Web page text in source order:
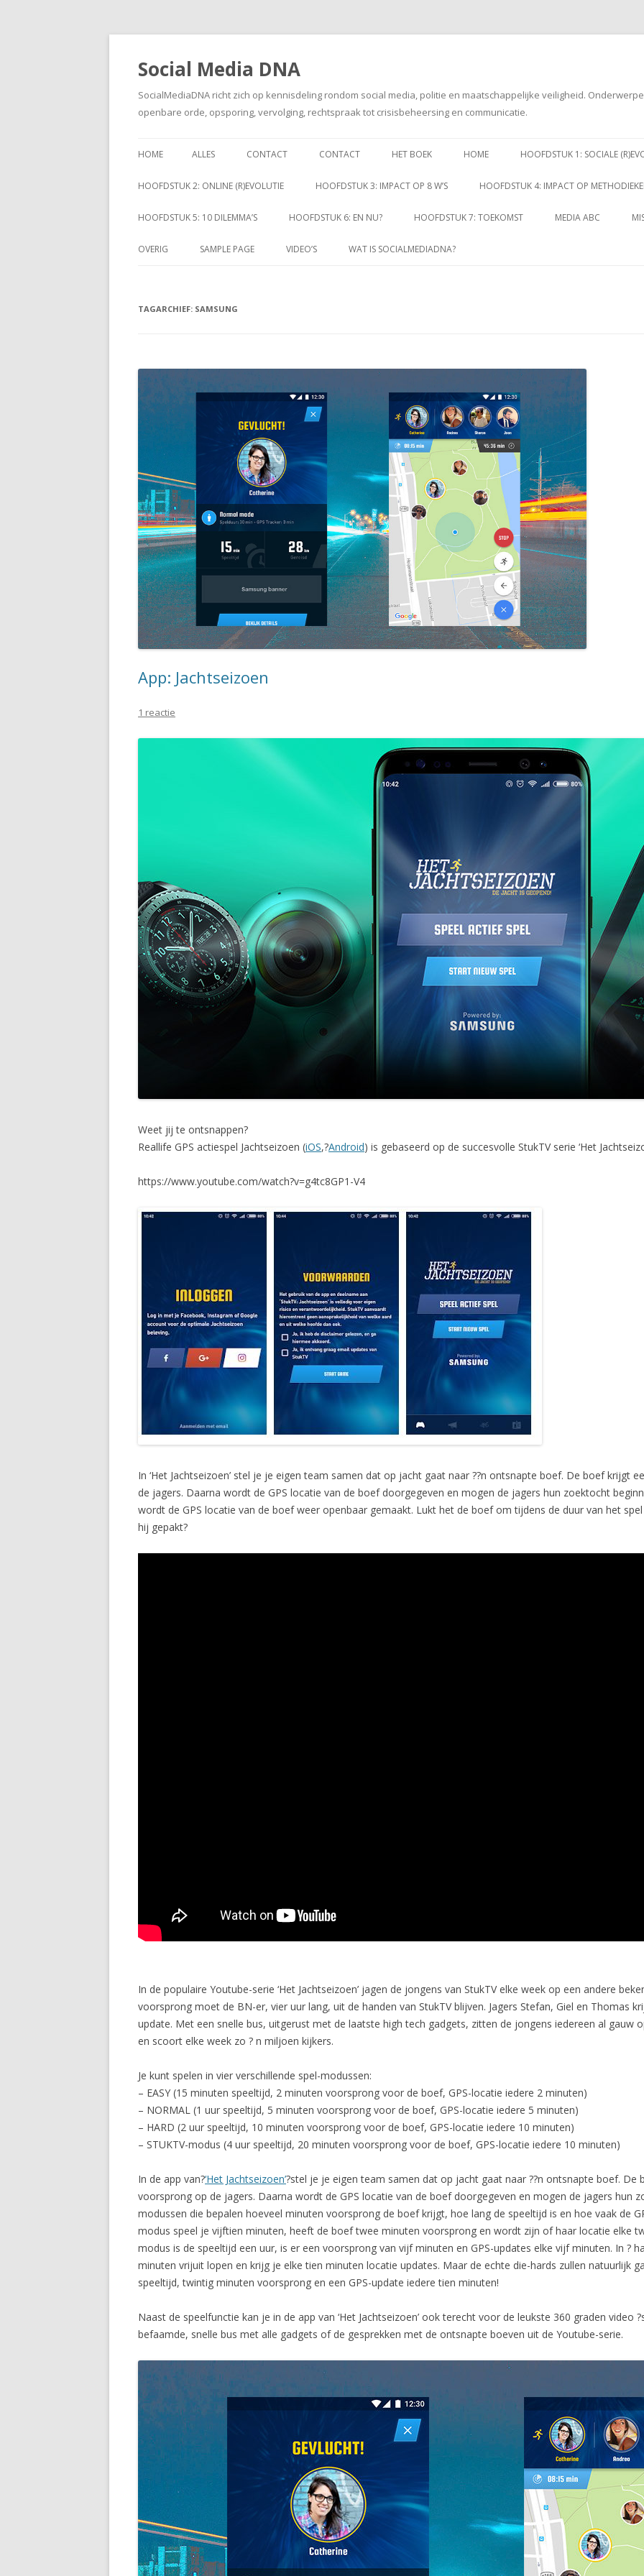
Social Media DNA
SocialMediaDNA richt zich op kennisdeling rondom social media, politie en maatschappelijke veiligheid.
openbare orde, opsporing, vervolging, rechtspraak tot crisisbeheersing en communicatie.
naar
HOME ALLES CONTACT CONTACT HET BOEK HOME HOOFDSTUK 1: SOCIALE
HOOFDSTUK 2: ONLINE (R)EVOLUTIE HOOFDSTUK 3: IMPACT OP 8 W’S HOOFDSTUK 4: IMPACT OP
HOOFDSTUK 5: 10 DILEMMA’S HOOFDSTUK 6: EN NU? HOOFDSTUK 7: TOEKOMST MEDIA ABC
OVERIG SAMPLE PAGE VIDEO’S WAT IS SOCIALMEDIADNA?
TAGARCHIEF: SAMSUNG
App: Jachtseizoen
1 reactie
Weet jij te ontsnappen?
Reallife GPS actiespel Jachtseizoen (iOS,?Android) is gebaseerd op de succesvolle StukTV serie ‘Het
https://www.youtube.com/watch?v=g4tc8GP1-V4
In ‘Het Jachtseizoen’ stel je je eigen team samen dat op jacht gaat naar ??n ontsnapte boef. De boef krijgt
de jagers. Daarna wordt de GPS locatie van de boef doorgegeven en mogen de jagers hun zoektocht
wordt de GPS locatie van de boef weer openbaar gemaakt. Lukt het de boef om tijdens de duur van het
hij gepakt?
In de populaire Youtube-serie ‘Het Jachtseizoen’ jagen de jongens van StukTV elke week op een andere
voorsprong moet de BN-er, vier uur lang, uit de handen van StukTV blijven. Jagers Stefan, Giel en Thomas
update. Met een snelle bus, uitgerust met de laatste high tech gadgets, zitten de jongens iedereen al gauw
en scoort elke week zo ? n miljoen kijkers.
Je kunt spelen in vier verschillende spel-modussen:
– EASY (15 minuten speeltijd, 2 minuten voorsprong voor de boef, GPS-locatie iedere 2 minuten)
– NORMAL (1 uur speeltijd, 5 minuten voorsprong voor de boef, GPS-locatie iedere 5 minuten)
– HARD (2 uur speeltijd, 10 minuten voorsprong voor de boef, GPS-locatie iedere 10 minuten)
– STUKTV-modus (4 uur speeltijd, 20 minuten voorsprong voor de boef, GPS-locatie iedere 10 minuten)
In de app van?‘Het Jachtseizoen’?stel je je eigen team samen dat op jacht gaat naar ??n ontsnapte boef. De
voorsprong op de jagers. Daarna wordt de GPS locatie van de boef doorgegeven en mogen de jagers hun
modussen die bepalen hoeveel minuten voorsprong de boef krijgt, hoe lang de speeltijd is en hoe vaak de
modus speel je vijftien minuten, heeft de boef twee minuten voorsprong en wordt zijn of haar locatie elke
modus is de speeltijd een uur, is er een voorsprong van vijf minuten en GPS-updates elke vijf minuten. In ?
minuten vrijuit lopen en krijg je elke tien minuten locatie updates. Maar de echte die-hards zullen natuurlijk
speeltijd, twintig minuten voorsprong en een GPS-update iedere tien minuten!
Naast de speelfunctie kan je in de app van ‘Het Jachtseizoen’ ook terecht voor de leukste 360 graden video
befaamde, snelle bus met alle gadgets of de gesprekken met de ontsnapte boeven uit de Youtube-serie.